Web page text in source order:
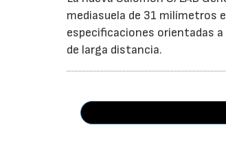
mediasuela de 31 milímetros
especificaciones orientadas
de larga distancia.